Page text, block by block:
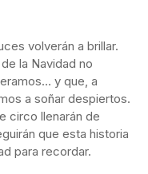
volverán a brillar.
la Navidad no
y que, a
a soñar despiertos.
circo llenarán de
que esta historia
para recordar.